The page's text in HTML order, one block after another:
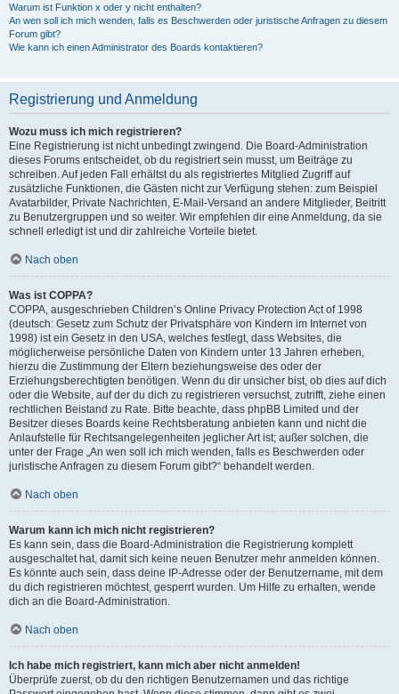
Warum ist Funktion x oder y nicht enthalten?
An wen soll ich mich wenden, falls es Beschwerden oder juristische Anfragen zu diesem
Forum gibt?
Wie kann ich einen Administrator des Boards kontaktieren?
Registrierung und Anmeldung
Wozu muss ich mich registrieren?
Eine Registrierung ist nicht unbedingt zwingend. Die Board-Administration
dieses Forums entscheidet, ob du registriert sein musst, um Beiträge zu
schreiben. Auf jeden Fall erhältst du als registriertes Mitglied Zugriff auf
zusätzliche Funktionen, die Gästen nicht zur Verfügung stehen: zum Beispiel
Avatarbilder, Private Nachrichten, E-Mail-Versand an andere Mitglieder, Beitritt
zu Benutzergruppen und so weiter. Wir empfehlen dir eine Anmeldung, da sie
schnell erledigt ist und dir zahlreiche Vorteile bietet.
Nach oben
Was ist COPPA?
COPPA, ausgeschrieben Children’s Online Privacy Protection Act of 1998
(deutsch: Gesetz zum Schutz der Privatsphäre von Kindern im Internet von
1998) ist ein Gesetz in den USA, welches festlegt, dass Websites, die
möglicherweise persönliche Daten von Kindern unter 13 Jahren erheben,
hierzu die Zustimmung der Eltern beziehungsweise des oder der
Erziehungsberechtigten benötigen. Wenn du dir unsicher bist, ob dies auf dich
oder die Website, auf der du dich zu registrieren versuchst, zutrifft, ziehe einen
rechtlichen Beistand zu Rate. Bitte beachte, dass phpBB Limited und der
Besitzer dieses Boards keine Rechtsberatung anbieten kann und nicht die
Anlaufstelle für Rechtsangelegenheiten jeglicher Art ist; außer solchen, die
unter der Frage „An wen soll ich mich wenden, falls es Beschwerden oder
juristische Anfragen zu diesem Forum gibt?“ behandelt werden.
Nach oben
Warum kann ich mich nicht registrieren?
Es kann sein, dass die Board-Administration die Registrierung komplett
ausgeschaltet hat, damit sich keine neuen Benutzer mehr anmelden können.
Es könnte auch sein, dass deine IP-Adresse oder der Benutzername, mit dem
du dich registrieren möchtest, gesperrt wurden. Um Hilfe zu erhalten, wende
dich an die Board-Administration.
Nach oben
Ich habe mich registriert, kann mich aber nicht anmelden!
Überprüfe zuerst, ob du den richtigen Benutzernamen und das richtige